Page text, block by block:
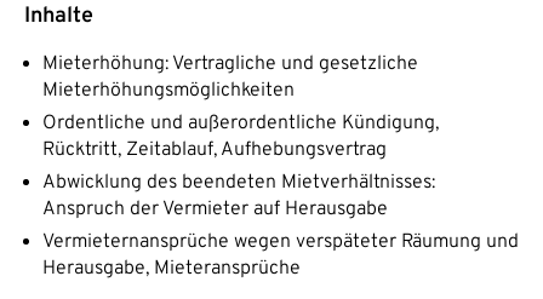
Inhalte
Mieterhöhung: Vertragliche und gesetzliche
Mieterhöhungsmöglichkeiten
Ordentliche und außerordentliche Kündigung,
Rücktritt, Zeitablauf, Aufhebungsvertrag
Abwicklung des beendeten Mietverhältnisses:
Anspruch der Vermieter auf Herausgabe
Vermieternansprüche wegen verspäteter Räumung und
Herausgabe, Mieteransprüche